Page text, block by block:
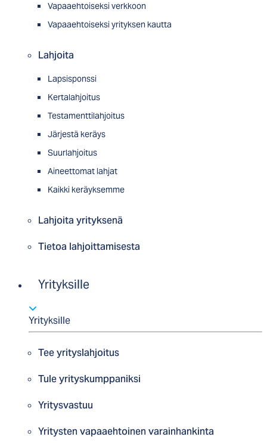
Vapaaehtoiseksi verkkoon
Vapaaehtoiseksi yrityksen kautta
Lahjoita
Lapsisponssi
Kertalahjoitus
Testamenttilahjoitus
Järjestä keräys
Suurlahjoitus
Aineettomat lahjat
Kaikki keräyksemme
Lahjoita yrityksenä
Tietoa lahjoittamisesta
Yrityksille
Yrityksille
Tee yrityslahjoitus
Tule yrityskumppaniksi
Yritysvastuu
Yritysten vapaaehtoinen varainhankinta